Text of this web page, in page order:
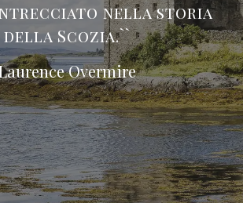
nella storia
della Scozia.``
Overmire